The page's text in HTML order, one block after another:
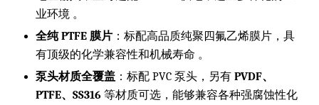
业环境 。
全纯 PTFE 膜片 ：标配高品质纯聚四氟乙烯膜片，具
有顶级的化学兼容性和机械寿命 。
泵头材质全覆盖 ：标配 PVC 泵头，另有 PVDF、
PTFE、SS316 等材质可选，能够兼容各种强腐蚀性化